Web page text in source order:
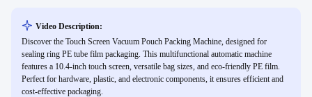
Video Description:
Discover the Touch Screen Vacuum Pouch Packing Machine, designed for
sealing ring PE tube film packaging. This multifunctional automatic machine
features a 10.4-inch touch screen, versatile bag sizes, and eco-friendly PE film.
Perfect for hardware, plastic, and electronic components, it ensures efficient and
cost-effective packaging.